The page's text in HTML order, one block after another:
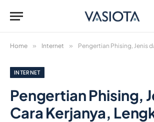
Home » Internet » Pengertian Phising, Jenis dan
INTERNET
Pengertian Phising,
Cara Kerjanya,